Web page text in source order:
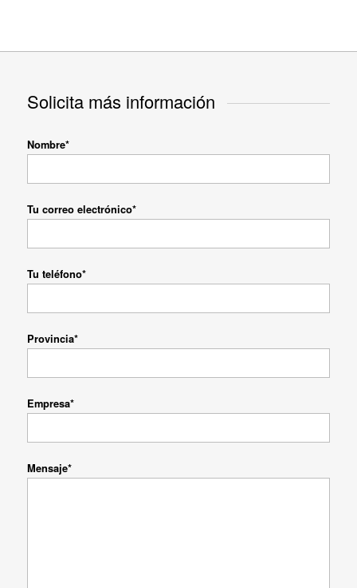
Solicita más información
Nombre*
Tu correo electrónico*
Tu teléfono*
Provincia*
Empresa*
Mensaje*